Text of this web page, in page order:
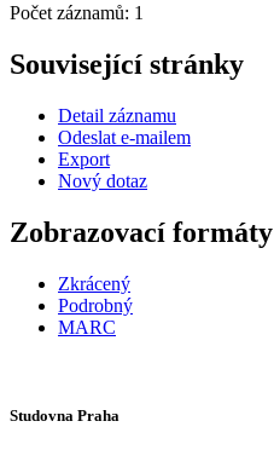
Počet záznamů: 1
Související stránky
Detail záznamu
Odeslat e-mailem
Export
Nový dotaz
Zobrazovací formáty
Zkrácený
Podrobný
MARC
Studovna Praha